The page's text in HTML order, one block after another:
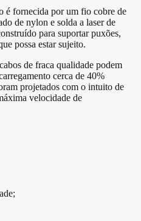
é fornecida por um fio cobre de
de nylon e solda a laser de
para suportar puxões,
possa estar sujeito.
de fraca qualidade podem
cerca de 40%
projetados com o intuito de
velocidade de